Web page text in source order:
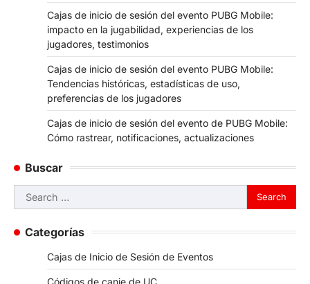
Cajas de inicio de sesión del evento PUBG Mobile:
impacto en la jugabilidad, experiencias de los
jugadores, testimonios
Cajas de inicio de sesión del evento PUBG Mobile:
Tendencias históricas, estadísticas de uso,
preferencias de los jugadores
Cajas de inicio de sesión del evento de PUBG Mobile:
Cómo rastrear, notificaciones, actualizaciones
Buscar
Search
for:
Categorías
Cajas de Inicio de Sesión de Eventos
Códigos de canje de UC